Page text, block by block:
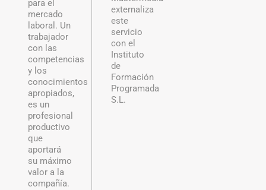
para el
mercado
laboral. Un
trabajador
con las
competencias
y los
conocimientos
apropiados,
es un
profesional
productivo
que
aportará
su máximo
valor a la
compañía.
externaliza
este
servicio
con el
Instituto
de
Formación
Programada
S.L.